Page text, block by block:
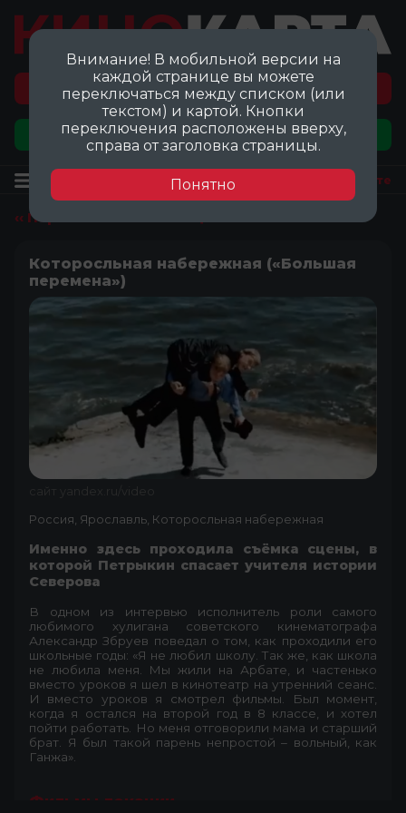
Перейти на карту локаций ©
Добавить локацию
Посмотреть на карте
‹‹ Перейти ко всем локациям
Которосльная набережная («Большая
перемена»)
сайт yandex.ru/video
Россия, Ярославль, Которосльная набережная
Именно здесь проходила съёмка сцены, в
которой Петрыкин спасает учителя истории
Северова
В одном из интервью исполнитель роли самого
любимого хулигана советского кинематографа
Александр Збруев поведал о том, как проходили его
школьные годы: «Я не любил школу. Так же, как школа
не любила меня. Мы жили на Арбате, и частенько
вместо уроков я шел в кинотеатр на утренний сеанс.
И вместо уроков я смотрел фильмы. Был момент,
когда я остался на второй год в 8 классе, и хотел
пойти работать. Но меня отговорили мама и старший
брат. Я был такой парень непростой – вольный, как
Ганжа».
Фильмы локации
Внимание! В мобильной версии на
каждой странице вы можете
переключаться между списком (или
текстом) и картой. Кнопки
переключения расположены вверху,
справа от заголовка страницы.
Понятно